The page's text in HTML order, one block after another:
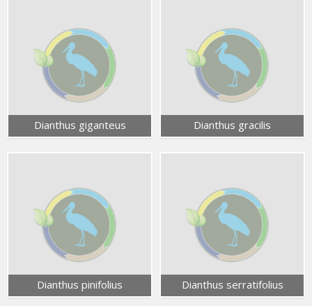
Dianthus giganteus Dianthus gracilis
Dianthus pinifolius Dianthus serratifolius